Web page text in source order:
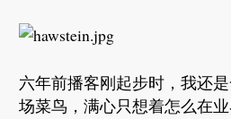
六年前播客刚起步时，我还
场菜鸟，满心只想着怎么在